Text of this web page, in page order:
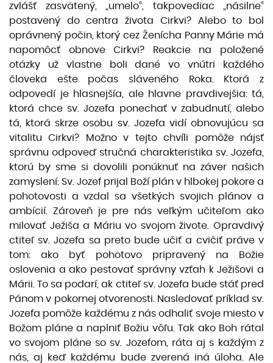
zvlášť zasvätený, „umelo“, takpovediac „násilne“
postavený do centra života Cirkvi? Alebo to bol
oprávnený počin, ktorý cez Ženícha Panny Márie má
napomôcť obnove Cirkvi? Reakcie na položené
otázky už vlastne boli dané vo vnútri každého
človeka ešte počas sláveného Roka. Ktorá z
odpovedí je hlasnejšía, ale hlavne pravdivejšia: tá,
ktorá chce sv. Jozefa ponechať v zabudnutí, alebo
tá, ktorá skrze osobu sv. Jozefa vidí obnovujúcu sa
vitalitu Cirkvi? Možno v tejto chvíli pomôže nájsť
správnu odpoveď stručná charakteristika sv. Jozefa,
ktorú by sme si dovolili ponúknuť na záver našich
zamyslení: Sv. Jozef prijal Boží plán v hlbokej pokore a
pohotovosti a vzdal sa všetkých svojich plánov a
ambícií. Zároveň je pre nás veľkým učiteľom ako
milovať Ježiša a Máriu vo svojom živote. Opravdivý
ctiteľ sv. Jozefa sa preto bude učiť a cvičiť práve v
tom: ako byť pohotovo pripravený na Božie
oslovenia a ako pestovať správny vzťah k Ježišovi a
Márii. To sa podarí, ak ctiteľ sv. Jozefa bude stáť pred
Pánom v pokornej otvorenosti. Nasledovať príklad sv.
Jozefa pomôže každému z nás odhaliť svoje miesto v
Božom pláne a naplniť Božiu vôľu. Tak ako Boh rátal
vo svojom pláne so sv. Jozefom, ráta aj s každým z
nás, aj keď každému bude zverená iná úloha. Ale